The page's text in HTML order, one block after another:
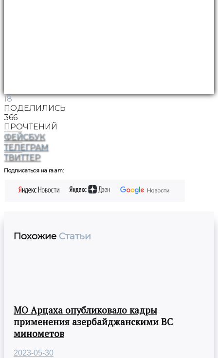
18
ПОДЕЛИЛИСЬ
366
ПРОЧТЕНИЙ
ФЕЙСБУК
ТЕЛЕГРАМ
ТВИТТЕР
Подписаться на ra.am:
Похожие Статьи
МО Арцаха опубликовало кадры
применения азербайджанскими ВС
минометов
2023-05-30